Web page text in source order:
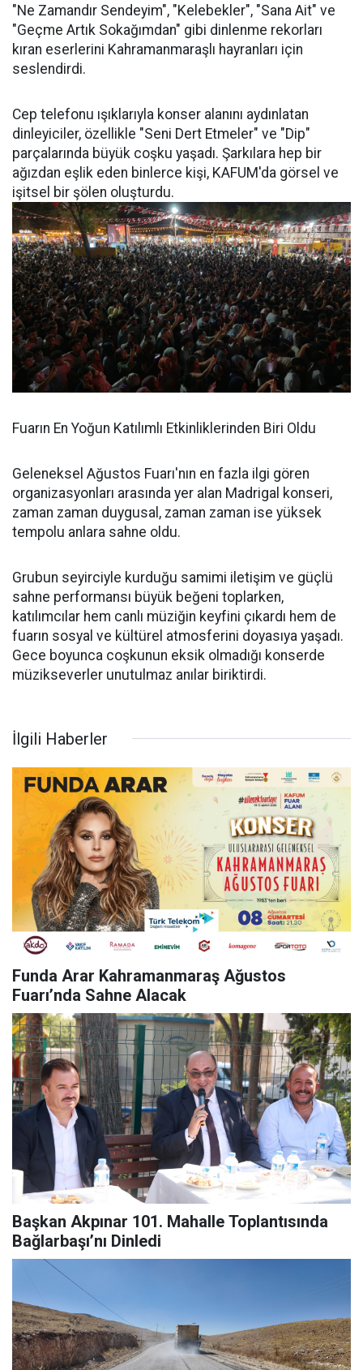
"Ne Zamandır Sendeyim", "Kelebekler", "Sana Ait" ve
"Geçme Artık Sokağımdan" gibi dinlenme rekorları
kıran eserlerini Kahramanmaraşlı hayranları için
seslendirdi.
Cep telefonu ışıklarıyla konser alanını aydınlatan
dinleyiciler, özellikle "Seni Dert Etmeler" ve "Dip"
parçalarında büyük coşku yaşadı. Şarkılara hep bir
ağızdan eşlik eden binlerce kişi, KAFUM'da görsel ve
işitsel bir şölen oluşturdu.
Fuarın En Yoğun Katılımlı Etkinliklerinden Biri Oldu
Geleneksel Ağustos Fuarı'nın en fazla ilgi gören
organizasyonları arasında yer alan Madrigal konseri,
zaman zaman duygusal, zaman zaman ise yüksek
tempolu anlara sahne oldu.
Grubun seyirciyle kurduğu samimi iletişim ve güçlü
sahne performansı büyük beğeni toplarken,
katılımcılar hem canlı müziğin keyfini çıkardı hem de
fuarın sosyal ve kültürel atmosferini doyasıya yaşadı.
Gece boyunca coşkunun eksik olmadığı konserde
müzikseverler unutulmaz anılar biriktirdi.
İlgili Haberler
Funda Arar Kahramanmaraş Ağustos
Fuarı’nda Sahne Alacak
Başkan Akpınar 101. Mahalle Toplantısında
Bağlarbaşı’nı Dinledi